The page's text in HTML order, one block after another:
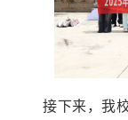
接下来，我